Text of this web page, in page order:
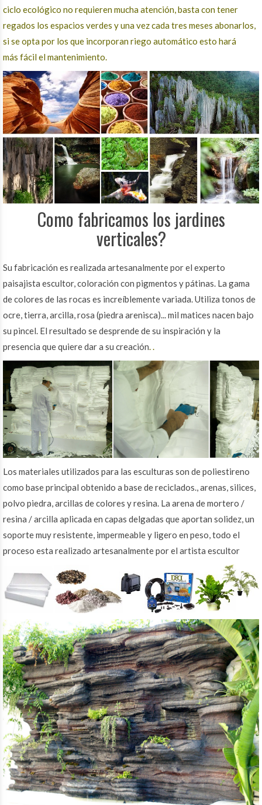
ciclo ecológico no requieren mucha atención, basta con tener
regados los espacios verdes y una vez cada tres meses abonarlos,
si se opta por los que incorporan riego automático esto hará
más fácil el mantenimiento.
Como fabricamos los jardines
verticales?
Su fabricación es realizada artesanalmente por el experto
paisajista escultor, coloración con pigmentos y pátinas. La gama
de colores de las rocas es increíblemente variada. Utiliza tonos de
ocre, tierra, arcilla, rosa (piedra arenisca)... mil matices nacen bajo
su pincel. El resultado se desprende de su inspiración y la
presencia que quiere dar a su creación. .
Los materiales utilizados para las esculturas son de poliestireno
como base principal obtenido a base de reciclados., arenas, silices,
polvo piedra, arcillas de colores y resina. La arena de mortero /
resina / arcilla aplicada en capas delgadas que aportan solidez, un
soporte muy resistente, impermeable y ligero en peso, todo el
proceso esta realizado artesanalmente por el artista escultor